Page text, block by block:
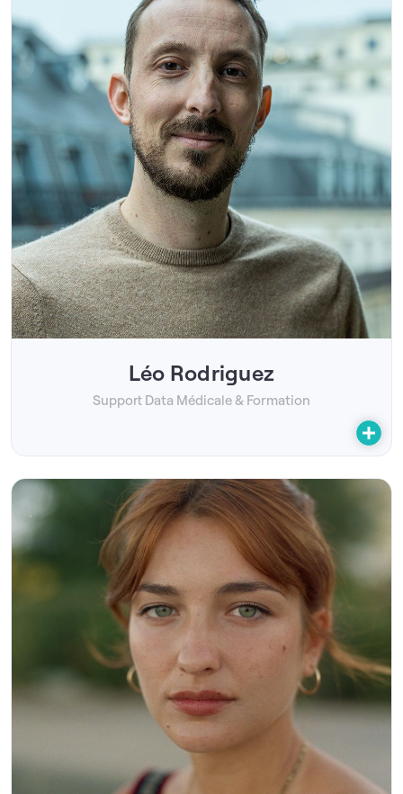
Léo Rodriguez
Support Data Médicale & Formation